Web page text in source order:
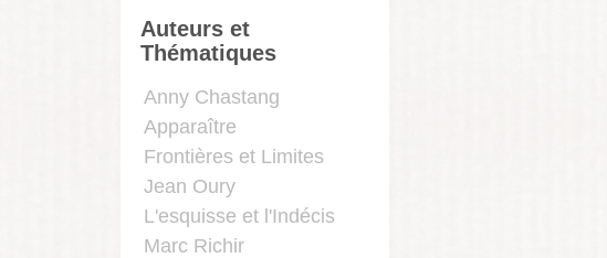
Auteurs et
Thématiques
…
Anny Chastang
Apparaître
Frontières et Limites
Jean Oury
L'esquisse et l'Indécis
Marc Richir